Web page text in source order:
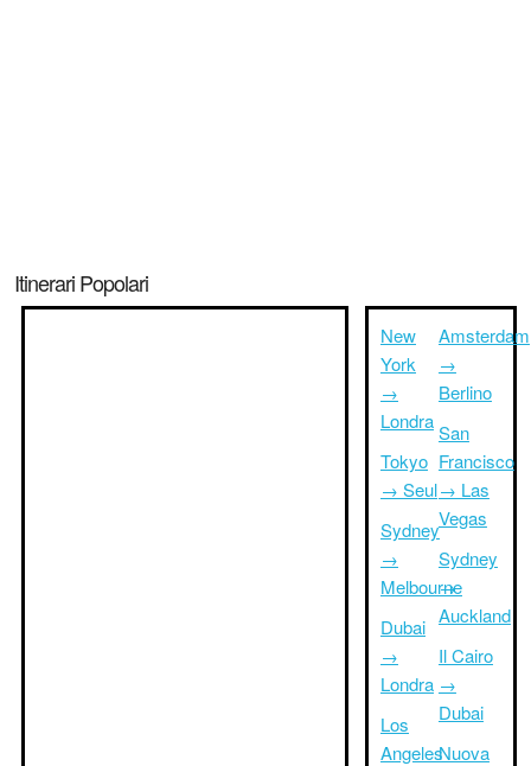
Itinerari Popolari
New
York
→
Londra
Tokyo
→ Seul
Sydney
→
Melbourne
Dubai
→
Londra
Los
Angeles
Amsterdam
→
Berlino
San
Francisco
→ Las
Vegas
Sydney
→
Auckland
Il Cairo
→
Dubai
Nuova